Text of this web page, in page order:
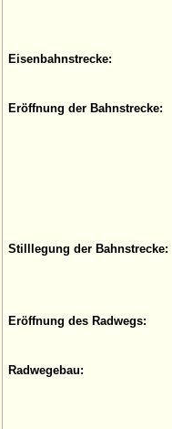
Eisenbahnstrecke:
Eröffnung der Bahnstrecke:
Stilllegung der Bahnstrecke:
Eröffnung des Radwegs:
Radwegebau: